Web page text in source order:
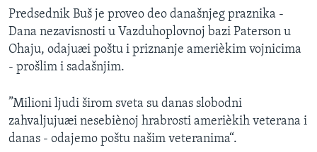
na
pretraguEKONOMIJA
NAUKA I TEHNOLOGIJA
MEDICINA
KULTURA
DRUŠTVO
SPORT
PRATITE NAS
Predsednik Buš je proveo deo današnjeg praznika -
Dana nezavisnosti u Vazduhoplovnoj bazi Paterson u
Ohaju, odajuæi poštu i priznanje amerièkim vojnicima
- prošlim i sadašnjim.
”Milioni ljudi širom sveta su danas slobodni
zahvaljujuæi nesebiènoj hrabrosti amerièkih veterana i
danas - odajemo poštu našim veteranima“.